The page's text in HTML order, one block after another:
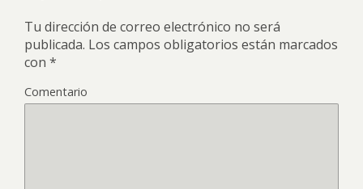
Tu dirección de correo electrónico no será
publicada. Los campos obligatorios están marcados
con *
Comentario